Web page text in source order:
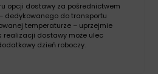
opcji dostawy za pośrednictwem
– dedykowanego do transportu
temperaturze – uprzejmie
realizacji dostawy może ulec
dzień roboczy.